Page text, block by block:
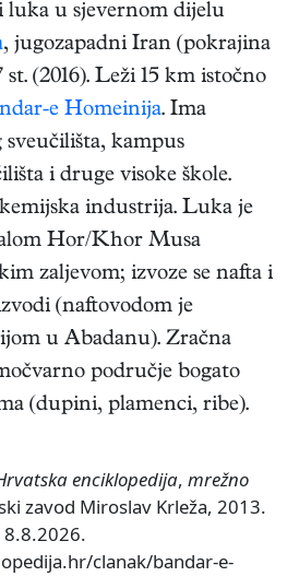
luka u sjevernom dijelu
, jugozapadni Iran (pokrajina
(2016). Leži 15 km istočno
e Homeinija. Ima
sveučilišta, kampus
i druge visoke škole.
industrija. Luka je
Hor/Khor Musa
zaljevom; izvoze se nafta i
(naftovodom je
u Abadanu). Zračna
područje bogato
(dupini, plamenci, ribe).
enciklopedija, mrežno
zavod Miroslav Krleža, 2013.
8.8.2026.
clanak/bandar-e-